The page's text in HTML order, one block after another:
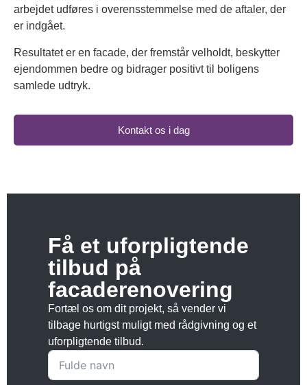
arbejdet udføres i overensstemmelse med de aftaler, der
er indgået.
Resultatet er en facade, der fremstår velholdt, beskytter
ejendommen bedre og bidrager positivt til boligens
samlede udtryk.
Kontakt os i dag
Få et uforpligtende
tilbud på
facaderenovering
Fortæl os om dit projekt, så vender vi
tilbage hurtigst muligt med rådgivning og et
uforpligtende tilbud.